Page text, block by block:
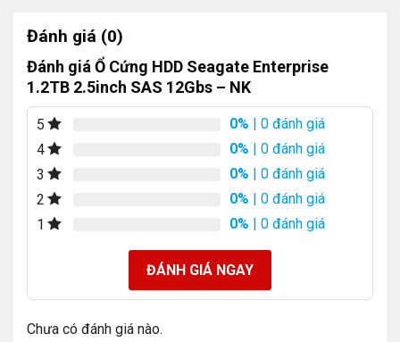
Đánh giá (0)
Đánh giá Ổ Cứng HDD Seagate Enterprise
1.2TB 2.5inch SAS 12Gbs – NK
5 0% | 0 đánh giá
4
0% | 0 đánh giá
3
0% | 0 đánh giá
2
0% | 0 đánh giá
1
0% | 0 đánh giá
ĐÁNH GIÁ NGAY
Chưa có đánh giá nào.